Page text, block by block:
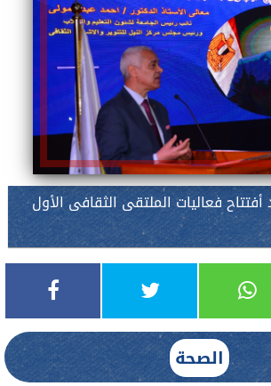
فعاليات الملتقى الثقافى الأول
الصحة